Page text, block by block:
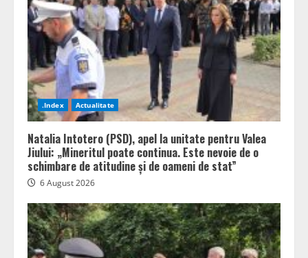
.Index Actualitate
Natalia Intotero (PSD), apel la unitate pentru Valea
Jiului: „Mineritul poate continua. Este nevoie de o
schimbare de atitudine și de oameni de stat”
6 August 2026